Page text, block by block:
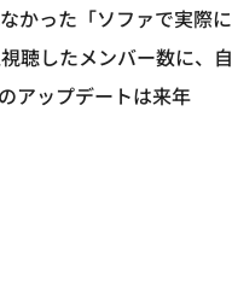
かった「ソファで実際に
聴したメンバー数に、自
アップデートは来年